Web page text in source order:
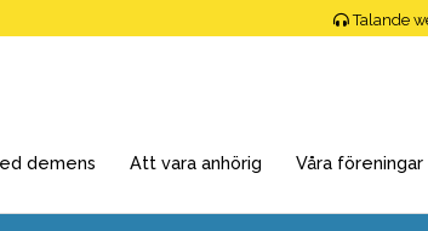
Talande
demens Att vara anhörig Våra föreningar